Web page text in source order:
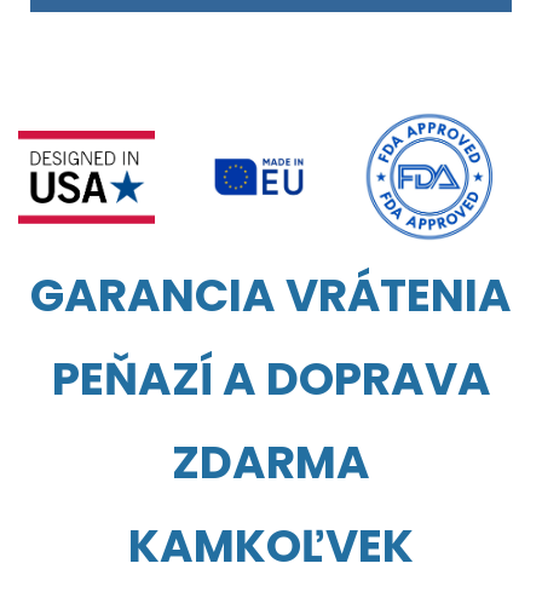
GARANCIA VRÁTENIA
PEŇAZÍ A DOPRAVA
ZDARMA
KAMKOĽVEK